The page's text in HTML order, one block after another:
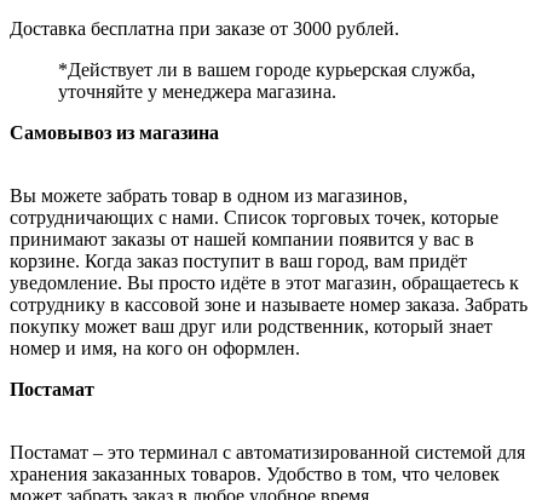
Доставка бесплатна при заказе от 3000 рублей.
*Действует ли в вашем городе курьерская служба,
уточняйте у менеджера магазина.
Самовывоз из магазина
Вы можете забрать товар в одном из магазинов,
сотрудничающих с нами. Список торговых точек, которые
принимают заказы от нашей компании появится у вас в
корзине. Когда заказ поступит в ваш город, вам придёт
уведомление. Вы просто идёте в этот магазин, обращаетесь к
сотруднику в кассовой зоне и называете номер заказа. Забрать
покупку может ваш друг или родственник, который знает
номер и имя, на кого он оформлен.
Постамат
Постамат – это терминал с автоматизированной системой для
хранения заказанных товаров. Удобство в том, что человек